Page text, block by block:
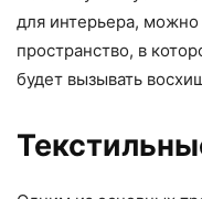
для интерьера, можно
пространство, в
будет вызывать